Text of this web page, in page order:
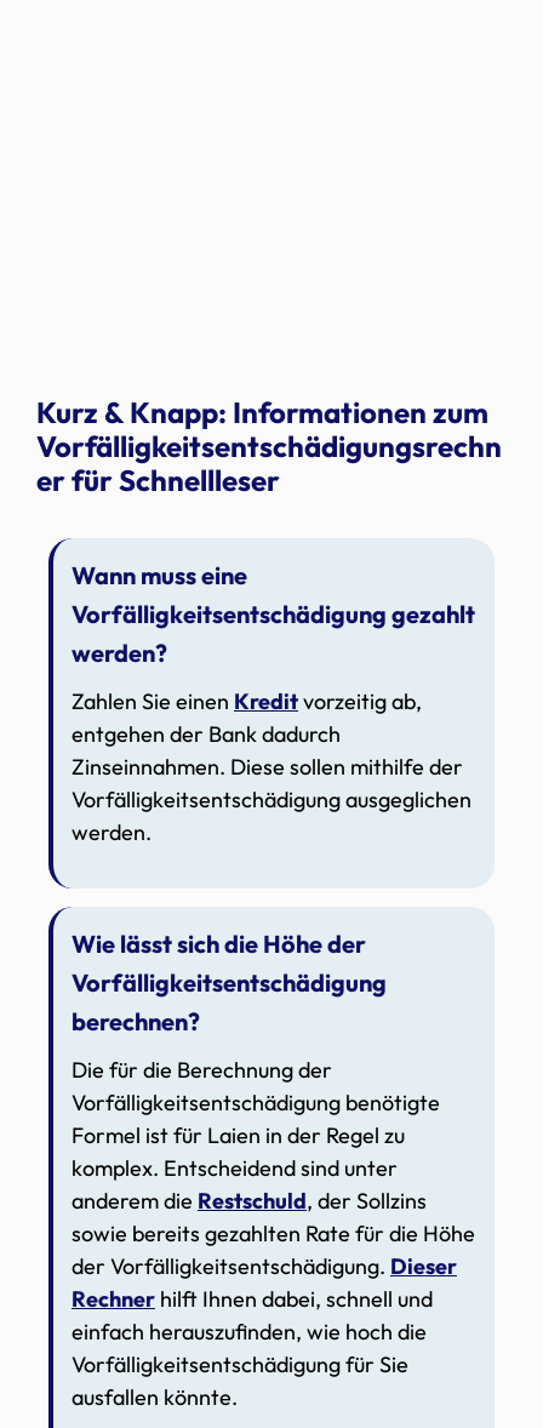
Kurz & Knapp: Informationen zum
Vorfälligkeitsentschädigungsrechn
er für Schnellleser
Wann muss eine
Vorfälligkeitsentschädigung gezahlt
werden?
Zahlen Sie einen Kreditvorzeitig ab,
entgehen der Bank dadurch
Zinseinnahmen. Diese sollen mithilfe der
Vorfälligkeitsentschädigung ausgeglichen
werden.
Wie lässt sich die Höhe der
Vorfälligkeitsentschädigung
berechnen?
Die für die Berechnung der
Vorfälligkeitsentschädigung benötigte
Formel ist für Laien in der Regel zu
komplex. Entscheidend sind unter
anderem die Restschuld, der Sollzins
sowie bereits gezahlten Rate für die Höhe
der Vorfälligkeitsentschädigung. Dieser
Rechner hilft Ihnen dabei, schnell und
einfach herauszufinden, wie hoch die
Vorfälligkeitsentschädigung für Sie
ausfallen könnte.